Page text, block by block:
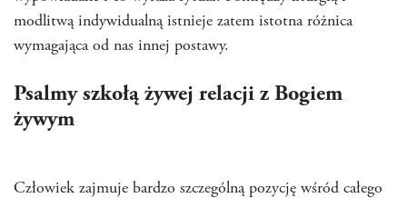
modlitwą indywidualną istnieje zatem istotna różnica
wymagająca od nas innej postawy.
Psalmy szkołą żywej relacji z Bogiem
żywym
Człowiek zajmuje bardzo szczególną pozycję wśród całego